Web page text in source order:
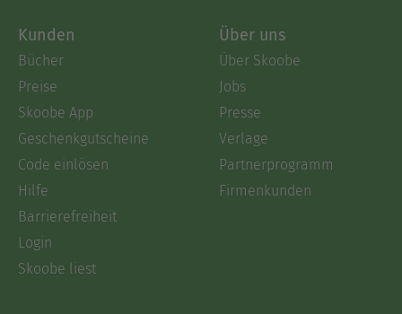
Kunden
Bücher
Preise
Skoobe App
Geschenkgutscheine
Code einlösen
Hilfe
Barrierefreiheit
Login
Skoobe liest
Über uns
Über Skoobe
Jobs
Presse
Verlage
Partnerprogramm
Firmenkunden